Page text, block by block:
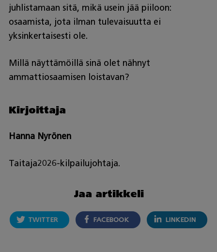
juhlistamaan sitä, mikä usein jää piiloon:
osaamista, jota ilman tulevaisuutta ei
yksinkertaisesti ole.
Millä näyttämöillä sinä olet nähnyt
ammattiosaamisen loistavan?
Kirjoittaja
Hanna Nyrönen
Taitaja2026-kilpailujohtaja.
Jaa artikkeli
TWITTER FACEBOOK LINKEDIN